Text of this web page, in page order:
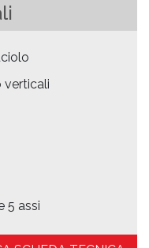
verticali
5 assi